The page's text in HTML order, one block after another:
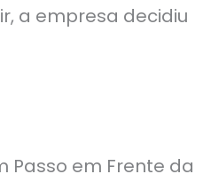
a empresa decidiu
Passo em Frente da